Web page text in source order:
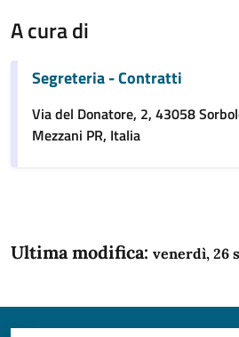
A cura di
Segreteria - Contratti
Via del Donatore, 2, 43058
Mezzani PR, Italia
Ultima modifica: venerdì, 26